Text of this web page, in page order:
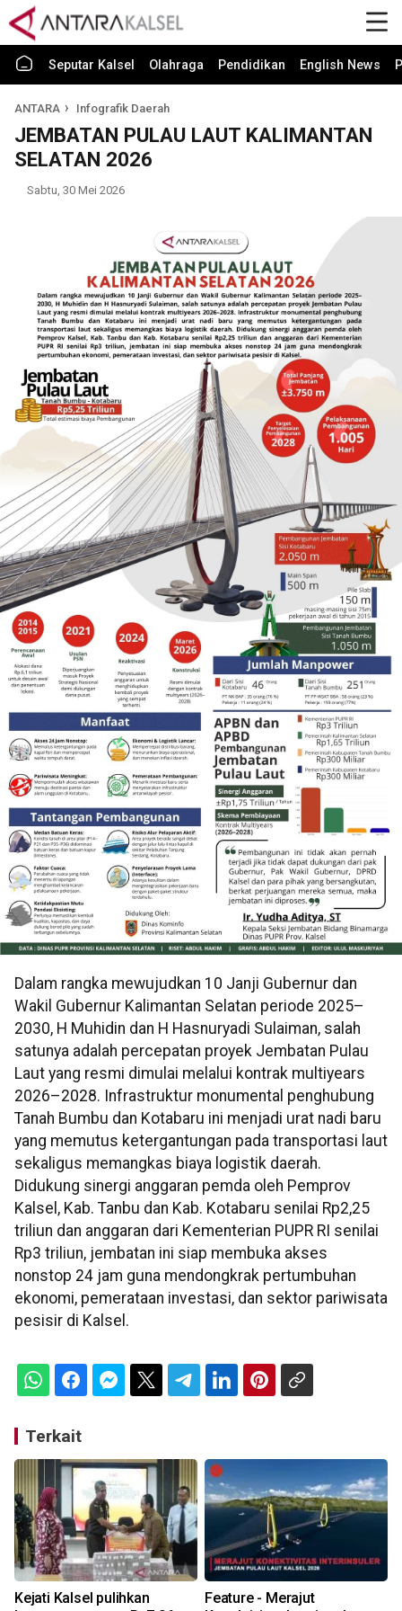
Seputar Kalsel Olahraga Pendidikan English News
ANTARA Infografik Daerah
JEMBATAN PULAU LAUT KALIMANTAN
SELATAN 2026
Sabtu, 30 Mei 2026
Dalam rangka mewujudkan 10 Janji Gubernur dan
Wakil Gubernur Kalimantan Selatan periode 2025–
2030, H Muhidin dan H Hasnuryadi Sulaiman, salah
satunya adalah percepatan proyek Jembatan Pulau
Laut yang resmi dimulai melalui kontrak multiyears
2026–2028. Infrastruktur monumental penghubung
Tanah Bumbu dan Kotabaru ini menjadi urat nadi baru
yang memutus ketergantungan pada transportasi laut
sekaligus memangkas biaya logistik daerah.
Didukung sinergi anggaran pemda oleh Pemprov
Kalsel, Kab. Tanbu dan Kab. Kotabaru senilai Rp2,25
triliun dan anggaran dari Kementerian PUPR RI senilai
Rp3 triliun, jembatan ini siap membuka akses
nonstop 24 jam guna mendongkrak pertumbuhan
ekonomi, pemerataan investasi, dan sektor pariwisata
pesisir di Kalsel.
Terkait
Kejati Kalsel pulihkan
Feature - Merajut